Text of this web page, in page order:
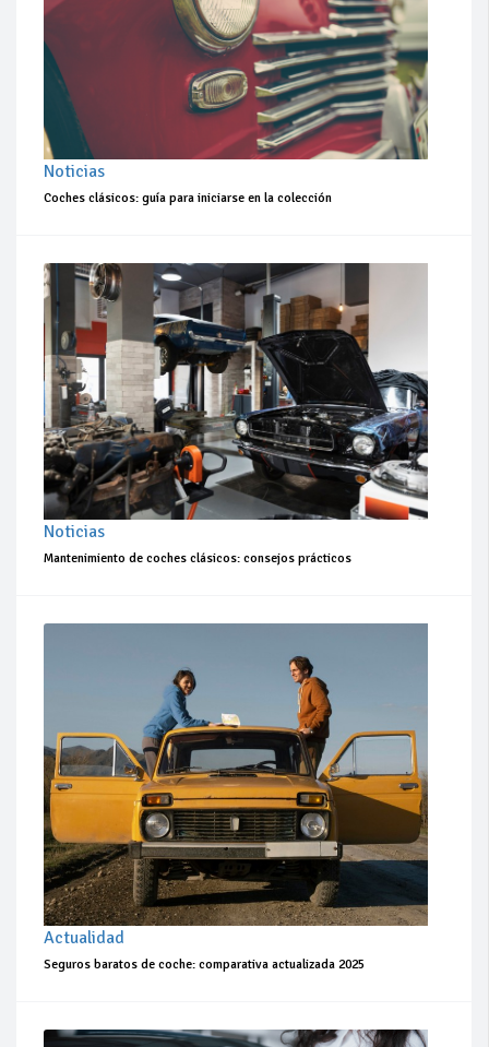
Noticias
Coches clásicos: guía para iniciarse en la colección
Noticias
Mantenimiento de coches clásicos: consejos prácticos
Actualidad
Seguros baratos de coche: comparativa actualizada 2025